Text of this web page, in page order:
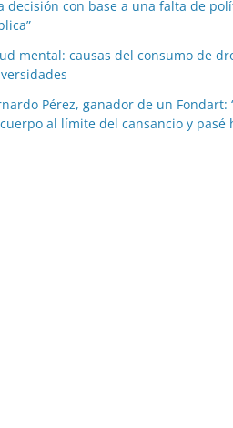
decisión con base a una falta de
mental: causas del consumo de
Pérez, ganador de un Fondart:
al límite del cansancio y pasé